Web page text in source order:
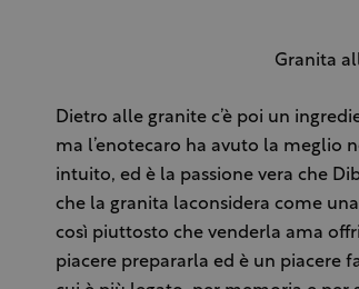
Granita
Dietro alle granite c’è poi un
ma l’enotecaro ha avuto la meglio
intuito, ed è la passione vera che
che la granita laconsidera come
così piuttosto che venderla ama
piacere prepararla ed è un piacere